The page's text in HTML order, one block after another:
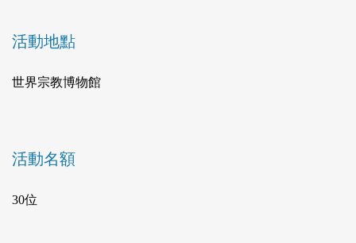
活動地點
世界宗教博物館
活動名額
30位